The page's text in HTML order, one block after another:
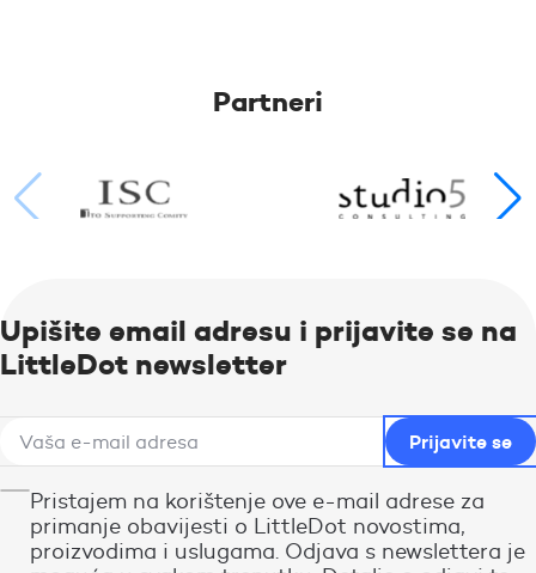
Partneri
Upišite email adresu i prijavite se na
LittleDot newsletter
Pristajem na korištenje ove e-mail adrese za
primanje obavijesti o LittleDot novostima,
proizvodima i uslugama. Odjava s newslettera je